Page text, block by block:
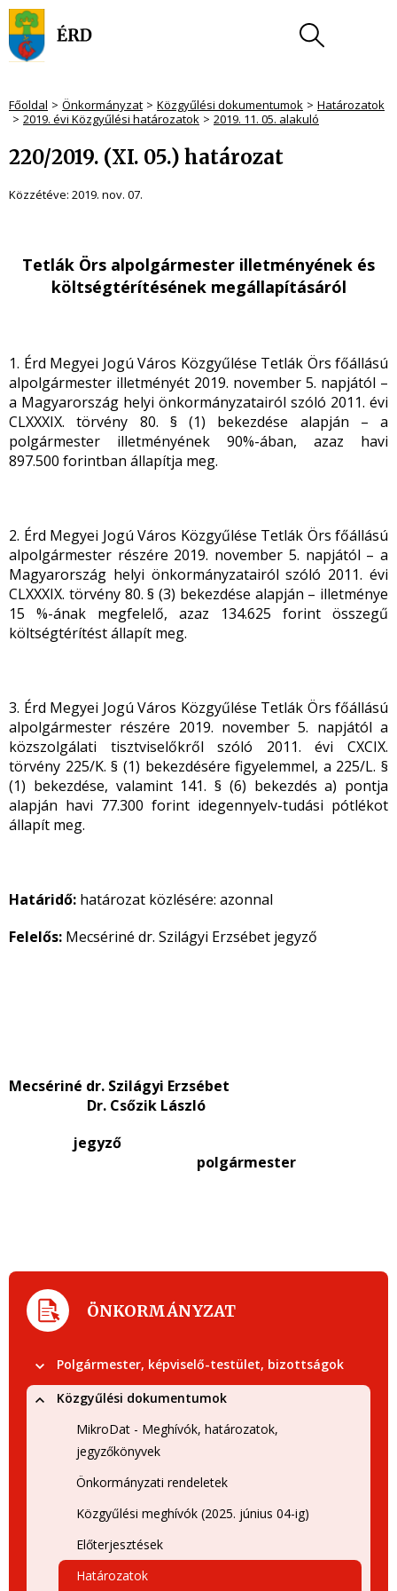
Főoldal Önkormányzat Közgyűlési dokumentumok
Határozatok
2019. évi Közgyűlési határozatok
2019. 11. 05. alakuló
220/2019. (XI. 05.) határozat
Közzétéve: 2019. nov. 07.
Tetlák Örs alpolgármester illetményének és
költségtérítésének megállapításáról
1. Érd Megyei Jogú Város Közgyűlése Tetlák Örs főállású
alpolgármester illetményét 2019. november 5. napjától –
a Magyarország helyi önkormányzatairól szóló 2011. évi
CLXXXIX. törvény 80. § (1) bekezdése alapján – a
polgármester illetményének 90%-ában, azaz havi
897.500 forintban állapítja meg.
2. Érd Megyei Jogú Város Közgyűlése Tetlák Örs főállású
alpolgármester részére 2019. november 5. napjától – a
Magyarország helyi önkormányzatairól szóló 2011. évi
CLXXXIX. törvény 80. § (3) bekezdése alapján – illetménye
15 %-ának megfelelő, azaz 134.625 forint összegű
költségtérítést állapít meg.
3. Érd Megyei Jogú Város Közgyűlése Tetlák Örs főállású
alpolgármester részére 2019. november 5. napjától a
közszolgálati tisztviselőkről szóló 2011. évi CXCIX.
törvény 225/K. § (1) bekezdésére figyelemmel, a 225/L. §
(1) bekezdése, valamint 141. § (6) bekezdés a) pontja
alapján havi 77.300 forint idegennyelv-tudási pótlékot
állapít meg.
Határidő: határozat közlésére: azonnal
Felelős: Mecsériné dr. Szilágyi Erzsébet jegyző
Mecsériné dr. Szilágyi Erzsébet
Dr. Csőzik László
jegyző
polgármester
ÖNKORMÁNYZAT
Polgármester, képviselő-testület, bizottságok
Közgyűlési dokumentumok
MikroDat - Meghívók, határozatok,
jegyzőkönyvek
Önkormányzati rendeletek
Közgyűlési meghívók (2025. június 04-ig)
Előterjesztések
Határozatok